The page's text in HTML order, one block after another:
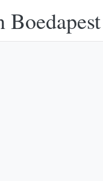
Boedapest